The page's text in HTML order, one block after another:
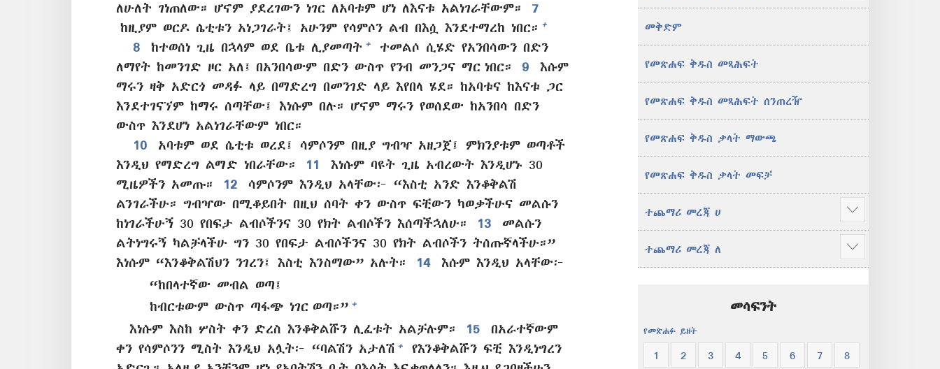
ለሁለት ገነጠለው። ሆኖም ያደረገውን ነገር ለአባቱም ሆነ ለእናቱ አልነገራቸውም።
7
ከዚያም ወርዶ ሴቲቱን አነጋገራት፤ አሁንም የሳምሶን ልብ በእሷ እንደተማረከ ነበር። +
8 ከተወሰነ ጊዜ በኋላም ወደ ቤቱ ሊያመጣት +
ተመልሶ ሲሄድ የአንበሳውን በድን
ለማየት ከመንገድ ዞር አለ፤ በአንበሳውም በድን ውስጥ የንብ መንጋና ማር ነበር።
9
እሱም
ማሩን ዛቅ አድርጎ መዳፉ ላይ በማድረግ በመንገድ ላይ እየበላ ሄደ። ከአባቱና ከእናቱ ጋር
እንደተገናኘም ከማሩ ሰጣቸው፤ እነሱም በሉ። ሆኖም ማሩን የወሰደው ከአንበሳ በድን
ውስጥ እንደሆነ አልነገራቸውም ነበር።
10
አባቱም ወደ ሴቲቱ ወረደ፤ ሳምሶንም በዚያ ግብዣ አዘጋጀ፤ ምክንያቱም ወጣቶች
እንዲህ የማድረግ ልማድ ነበራቸው።
11
እነሱም ባዩት ጊዜ አብረውት እንዲሆኑ 30
ሚዜዎችን አመጡ።
12
ሳምሶንም እንዲህ አላቸው፦ “እስቲ አንድ እንቆቅልሽ
ልንገራችሁ። ግብዣው በሚቆይበት በዚህ ሰባት ቀን ውስጥ ፍቺውን ካወቃችሁና መልሱን
ከነገራችሁኝ 30 የበፍታ ልብሶችንና 30 የክት ልብሶችን እሰጣችኋለሁ።
13
መልሱን
ልትነግሩኝ ካልቻላችሁ ግን 30 የበፍታ ልብሶችንና 30 የክት ልብሶችን ትሰጡኛላችሁ።”
እነሱም “እንቆቅልሽህን ንገረን፤ እስቲ እንስማው” አሉት።
14
እሱም እንዲህ አላቸው፦
“ከበላተኛው መብል ወጣ፤
ከብርቱውም ውስጥ ጣፋጭ ነገር ወጣ።” +
እነሱም እስከ ሦስት ቀን ድረስ እንቆቅልሹን ሊፈቱት አልቻሉም። 15
በአራተኛውም
ቀን የሳምሶንን ሚስት እንዲህ አሏት፦ “ባልሽን አታለሽ +
የእንቆቅልሹን ፍቺ እንዲነግረን
አሳይ
መቅድም
የመጽሐፍ ቅዱስ መጻሕፍት
የመጽሐፍ ቅዱስ መጻሕፍት ሰንጠረዥ
የመጽሐፍ ቅዱስ ቃላት ማውጫ
የመጽሐፍ ቅዱስ ቃላት መፍቻ
ተጨማሪ መረጃ ሀ
አሳይ
ተጨማሪ መረጃ ለ
አሳይ
መሳፍንት
የመጽሐፉ ይዘት
1 2 3 4 5 6 7 8